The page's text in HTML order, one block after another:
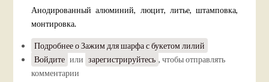
Анодированный алюминий, люцит, литье, штамповка,
монтировка.
Подробнеео Зажим для шарфа с букетом лилий
Войдите или зарегистрируйтесь , чтобы отправлять
комментарии